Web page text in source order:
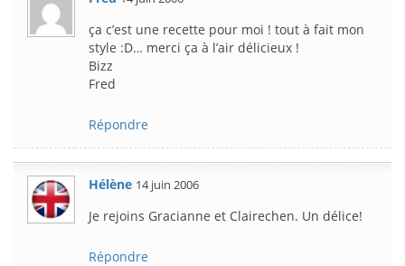
ça c’est une recette pour moi ! tout à fait mon
style :D… merci ça à l’air délicieux !
Bizz
Fred
Répondre
Hélène 14 juin 2006
Je rejoins Gracianne et Clairechen. Un délice!
Répondre